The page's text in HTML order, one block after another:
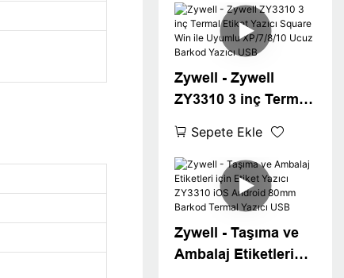
Bluetooth Sticker
Barkod QR Kod
Yazıcı USB+Rs
Zywell - Zywell
ZY3310 3 inç Termal
Win ile Uyumlu
XP/7/8/10 Ucuz
Barkod Yazıcı USB
Sepete Ekle
Zywell - Taşıma ve
Ambalaj Etiketleri